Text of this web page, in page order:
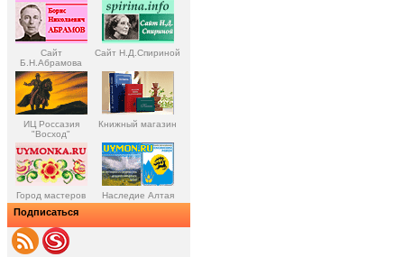
Сайт
Б.Н.Абрамова
Сайт Н.Д.Спириной
ИЦ Россазия
"Восход"
Книжный магазин
Город мастеров Наследие Алтая
Подписаться